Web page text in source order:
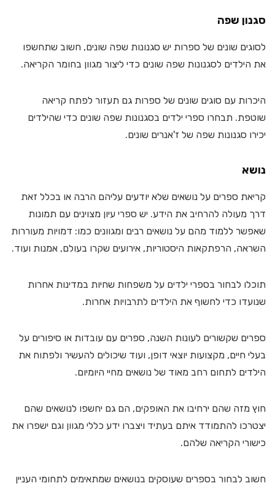
סגנון שפה
לסוגים שונים של ספרות יש סגנונות שפה שונים, חשוב שתחשפו
את הילדים לסגנונות שפה שונים כדי ליצור מגוון בחומר הקריאה.
היכרות עם סוגים שונים של ספרות גם תעזור לפתח קריאה
שוטפת. תבחרו ספרי ילדים בסגנונות שפה שונים כדי שהילדים
יכירו סגנונות שפה של ז'אנרים שונים.
נושא
קריאת ספרים על נושאים שלא יודעים עליהם הרבה או בכלל זאת
דרך מעולה להרחיב את הידע. יש ספרי עיון מצוינים עם תמונות
שאפשר ללמוד מהם על נושאים רבים ומגוונים כמו: דמויות מעוררות
השראה, הרפתקאות היסטוריות, אירועים שקרו בעולם, אמנות ועוד.
תוכלו לבחור בספרי ילדים על משפחות שחיות במדינות אחרות
שנועדו כדי לחשוף את הילדים לתרבויות אחרות.
ספרים שקשורים לעונות השנה, ספרים עם עובדות או סיפורים על
בעלי חיים, מקצועות יוצאי דופן, ועוד שיכולים להעשיר ולפתוח את
הילדים לתחום רחב מאוד של נושאים מחיי היומיום.
חוץ מזה שהם ירחיבו את האופקים, הם גם יחשפו לנושאים שהם
יצטרכו להתמודד איתם בעתיד ויצברו ידע כללי מגוון וגם ישפרו את
כישורי הקריאה שלהם.
חשוב לבחור בספרים שעוסקים בנושאים שמתאימים לתחומי העניין